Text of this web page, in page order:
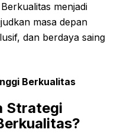
menjadi
masa depan
dan berdaya saing
Berkualitas
Strategi